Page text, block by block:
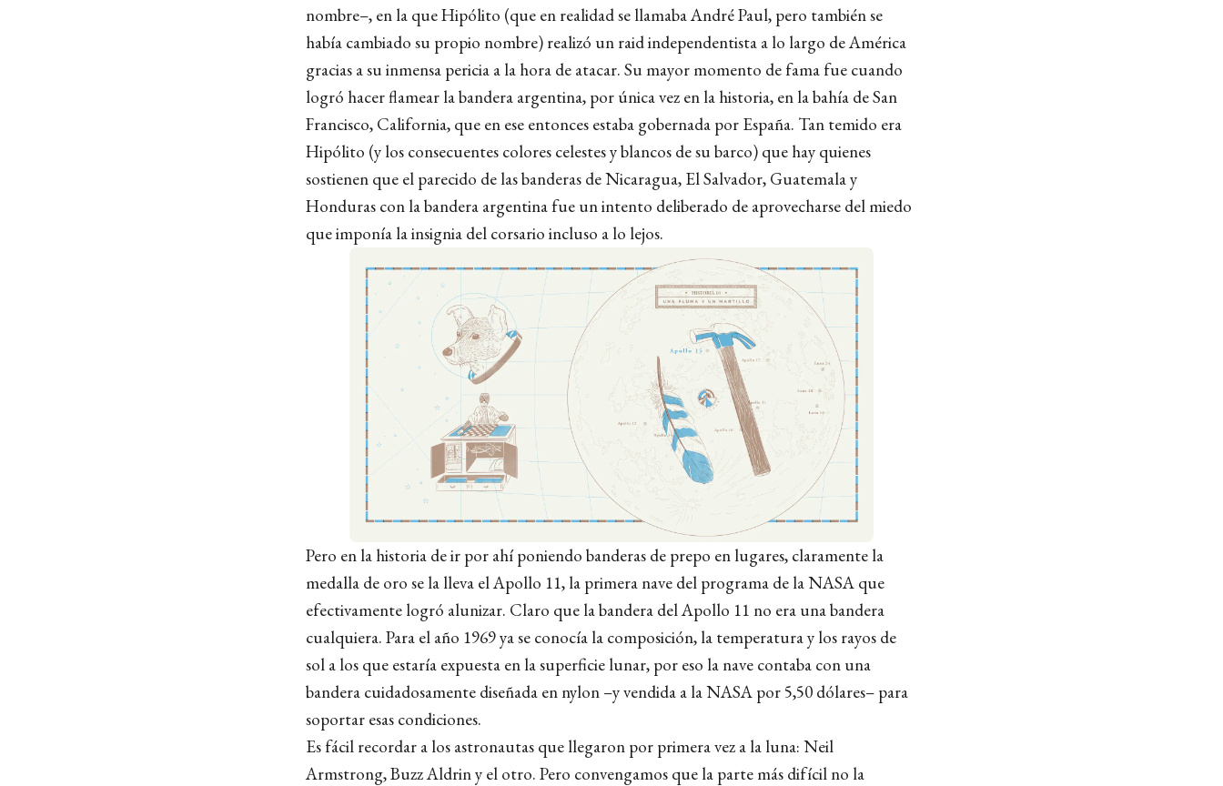
nombre–, en la que Hipólito (que en realidad se llamaba André Paul, pero también se
había cambiado su propio nombre) realizó un raid independentista a lo largo de América
gracias a su inmensa pericia a la hora de atacar. Su mayor momento de fama fue cuando
logró hacer flamear la bandera argentina, por única vez en la historia, en la bahía de San
Francisco, California, que en ese entonces estaba gobernada por España. Tan temido era
Hipólito (y los consecuentes colores celestes y blancos de su barco) que hay quienes
sostienen que el parecido de las banderas de Nicaragua, El Salvador, Guatemala y
Honduras con la bandera argentina fue un intento deliberado de aprovecharse del miedo
que imponía la insignia del corsario incluso a lo lejos.
Pero en la historia de ir por ahí poniendo banderas de prepo en lugares, claramente la
medalla de oro se la lleva el Apollo 11, la primera nave del programa de la NASA que
efectivamente logró alunizar. Claro que la bandera del Apollo 11 no era una bandera
cualquiera. Para el año 1969 ya se conocía la composición, la temperatura y los rayos de
sol a los que estaría expuesta en la superficie lunar, por eso la nave contaba con una
bandera cuidadosamente diseñada en nylon –y vendida a la NASA por 5,50 dólares– para
soportar esas condiciones.
Es fácil recordar a los astronautas que llegaron por primera vez a la luna: Neil
Armstrong, Buzz Aldrin y el otro. Pero convengamos que la parte más difícil no la